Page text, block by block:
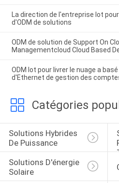
La direction de l'entreprise Iot
d'ODM de solutions
ODM de solution de Support On
Managementcloud Cloud Based
ODM Iot pour livrer le nuage a
d'Ethernet de gestion des
Catégories
Solutions Hybrides
De Puissance
Solutions D'énergie
Solaire